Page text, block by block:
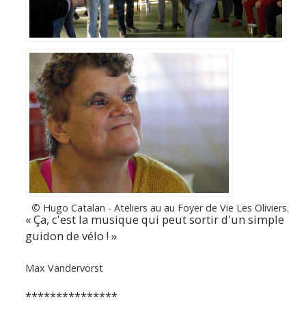
© Hugo Catalan - Ateliers au au Foyer de Vie Les Oliviers.
« Ça, c'est la musique qui peut sortir d'un simple
guidon de vélo ! »
Max Vandervorst
***************